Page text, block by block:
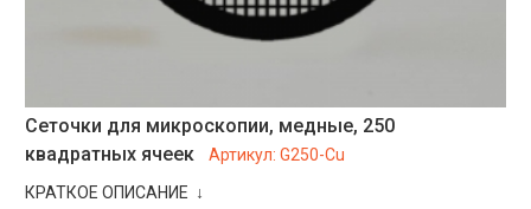
Сеточки для микроскопии, медные, 250
квадратных ячеек
Артикул:G250-Cu
КРАТКОЕ ОПИСАНИЕ ↓